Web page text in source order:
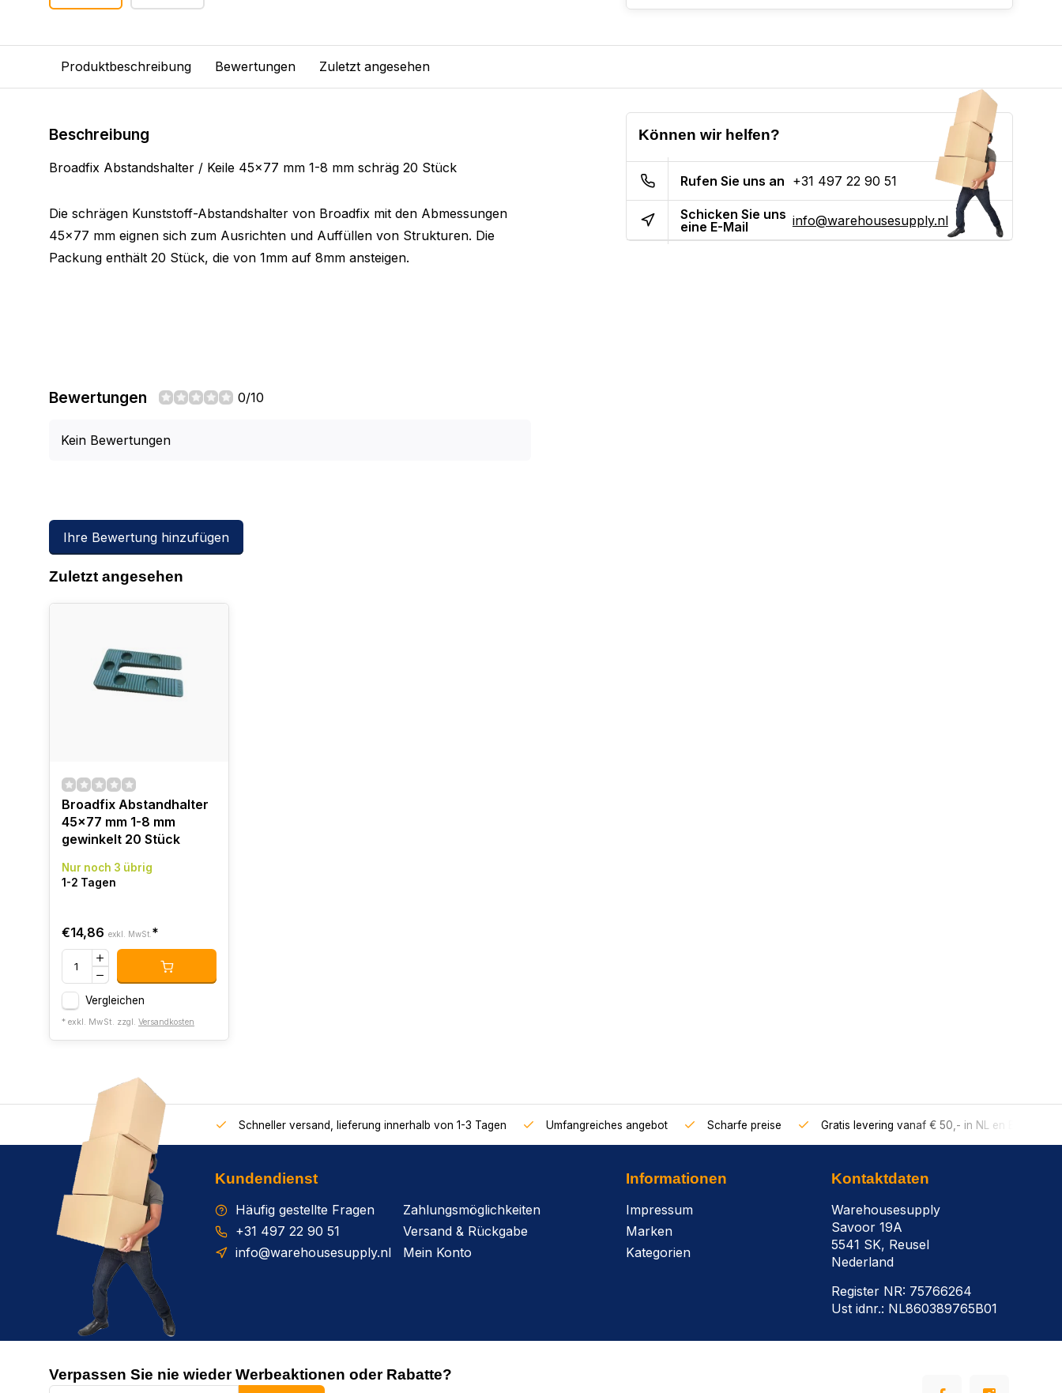
Produktbeschreibung Bewertungen Zuletzt angesehen
Beschreibung
Broadfix Abstandshalter / Keile 45x77 mm 1-8 mm schräg 20 Stück
Die schrägen Kunststoff-Abstandshalter von Broadfix mit den Abmessungen
45x77 mm eignen sich zum Ausrichten und Auffüllen von Strukturen. Die
Packung enthält 20 Stück, die von 1mm auf 8mm ansteigen.
Bewertungen 0/10
Kein Bewertungen
Ihre Bewertung hinzufügen
Können wir helfen?
Rufen Sie uns an +31 497 22 90 51
Schicken Sie uns
eine E-Mail
info@warehousesupply.nl
Zuletzt angesehen
Broadfix Abstandhalter
45x77 mm 1-8 mm
gewinkelt 20 Stück
Nur noch 3 übrig
1-2 Tagen
€14,86 exkl. MwSt. *
Vergleichen
* exkl. MwSt. zzgl. Versandkosten
Schneller versand, lieferung innerhalb von 1-3 Tagen Umfangreiches angebot Scharfe preise Gratis levering vanaf € 50,- in NL en BE
Kundendienst
Häufig gestellte Fragen
+31 497 22 90 51
info@warehousesupply.nl
Zahlungsmöglichkeiten
Versand & Rückgabe
Mein Konto
Informationen
Impressum
Marken
Kategorien
Kontaktdaten
Warehousesupply
Savoor 19A
5541 SK, Reusel
Nederland
Register NR: 75766264
Ust idnr.: NL860389765B01
Verpassen Sie nie wieder Werbeaktionen oder Rabatte?